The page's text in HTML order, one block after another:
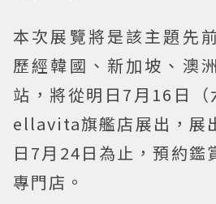
本次展覽將是該主題先
歷經韓國、新加坡、澳
站，將從明日7月16日（
ellavita旗艦店展出，展
日7月24日為止，預約鑑
專門店。